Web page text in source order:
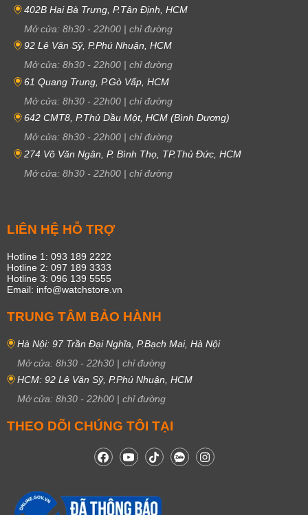
402B Hai Bà Trưng, P.Tân Định, HCM
Mở cửa: 8h30 - 22h00 | chỉ đường
92 Lê Văn Sỹ, P.Phú Nhuận, HCM
Mở cửa: 8h30 - 22h00 | chỉ đường
61 Quang Trung, P.Gò Vấp, HCM
Mở cửa: 8h30 - 22h00 | chỉ đường
642 CMT8, P.Thủ Dầu Một, HCM (Bình Dương)
Mở cửa: 8h30 - 22h00 | chỉ đường
274 Võ Văn Ngân, P. Bình Thọ, TP.Thủ Đức, HCM
Mở cửa: 8h30 - 22h00 | chỉ đường
LIÊN HỆ HỖ TRỢ
Hotline 1: 093 189 2222
Hotline 2: 097 189 3333
Hotline 3: 096 139 5555
Email: info@watchstore.vn
TRUNG TÂM BẢO HÀNH
Hà Nội: 97 Trần Đại Nghĩa, P.Bạch Mai, Hà Nội
Mở cửa: 8h30 - 22h30 | chỉ đường
HCM: 92 Lê Văn Sỹ, P.Phú Nhuận, HCM
Mở cửa: 8h30 - 22h00 | chỉ đường
THEO DÕI CHÚNG TÔI TẠI